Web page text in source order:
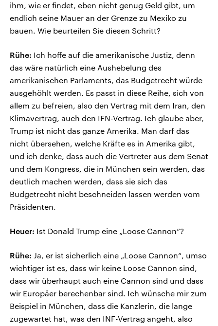
ihm, wie er findet, eben nicht genug Geld gibt, um
endlich seine Mauer an der Grenze zu Mexiko zu
bauen. Wie beurteilen Sie diesen Schritt?
Rühe: Ich hoffe auf die amerikanische Justiz, denn
das wäre natürlich eine Aushebelung des
amerikanischen Parlaments, das Budgetrecht würde
ausgehöhlt werden. Es passt in diese Reihe, sich von
allem zu befreien, also den Vertrag mit dem Iran, den
Klimavertrag, auch den IFN-Vertrag. Ich glaube aber,
Trump ist nicht das ganze Amerika. Man darf das
nicht übersehen, welche Kräfte es in Amerika gibt,
und ich denke, dass auch die Vertreter aus dem Senat
und dem Kongress, die in München sein werden, das
deutlich machen werden, dass sie sich das
Budgetrecht nicht beschneiden lassen werden vom
Präsidenten.
Heuer: Ist Donald Trump eine „Loose Cannon“?
Rühe: Ja, er ist sicherlich eine „Loose Cannon“, umso
wichtiger ist es, dass wir keine Loose Cannon sind,
dass wir überhaupt auch eine Cannon sind und dass
wir Europäer berechenbar sind. Ich wünsche mir zum
Beispiel in München, dass die Kanzlerin, die lange
zugewartet hat, was den INF-Vertrag angeht, also